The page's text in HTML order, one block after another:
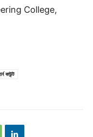
College,
কাউন্ট